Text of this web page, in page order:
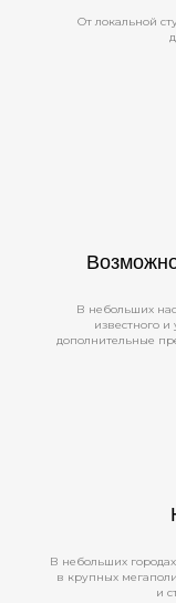
От локальной
В небольших
известного
дополнительные
В небольших
в крупных
и